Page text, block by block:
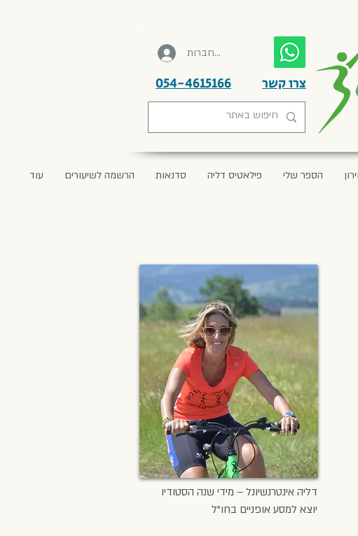
להתחברות
054-4615166 צרו קשר
הספר שלי פילאטיס דליה סדנאות הרשמה לשיעורים עוד
דליה אינטרנשיונל – מידי שנה הסטודיו
יוצא למסע אופניים בחו"ל